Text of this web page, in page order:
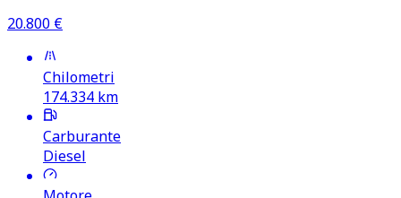
20.800 €
Chilometri
174.334 km
Carburante
Diesel